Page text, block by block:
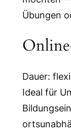
Übungen
Dauer:
Ideal für